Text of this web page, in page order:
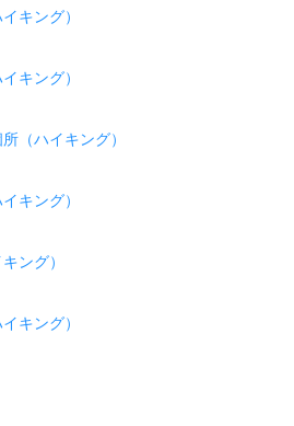
キング）
キング）
（ハイキング）
キング）
ング）
キング）